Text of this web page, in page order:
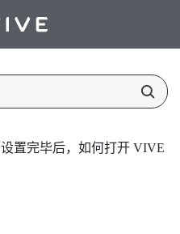
设置完毕后，如何打开 VIVE